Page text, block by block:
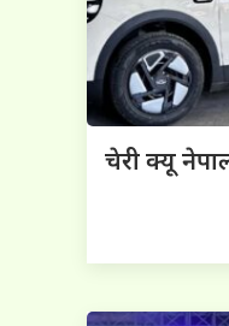
चेरी क्यू